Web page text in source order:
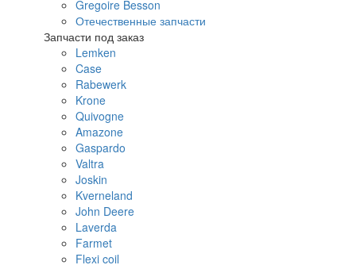
Gregoire Besson
Отечественные запчасти
Запчасти под заказ
Lemken
Case
Rabewerk
Krone
Quivogne
Amazone
Gaspardo
Valtra
Joskin
Kverneland
John Deere
Laverda
Farmet
Flexi coil